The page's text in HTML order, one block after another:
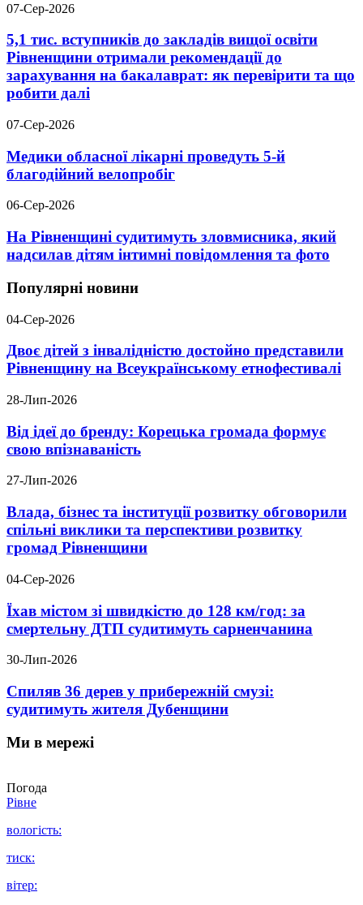
07-Сер-2026
5,1 тис. вступників до закладів вищої освіти
Рівненщини отримали рекомендації до
зарахування на бакалаврат: як перевірити та що
робити далі
07-Сер-2026
Медики обласної лікарні проведуть 5-й
благодійний велопробіг
06-Сер-2026
На Рівненщині судитимуть зловмисника, який
надсилав дітям інтимні повідомлення та фото
Популярні новини
04-Сер-2026
Двоє дітей з інвалідністю достойно представили
Рівненщину на Всеукраїнському етнофестивалі
28-Лип-2026
Від ідеї до бренду: Корецька громада формує
свою впізнаваність
27-Лип-2026
Влада, бізнес та інституції розвитку обговорили
спільні виклики та перспективи розвитку
громад Рівненщини
04-Сер-2026
Їхав містом зі швидкістю до 128 км/год: за
смертельну ДТП судитимуть сарненчанина
30-Лип-2026
Спиляв 36 дерев у прибережній смузі:
судитимуть жителя Дубенщини
Ми в мережі
Погода
Рівне
вологість:
тиск:
вітер: